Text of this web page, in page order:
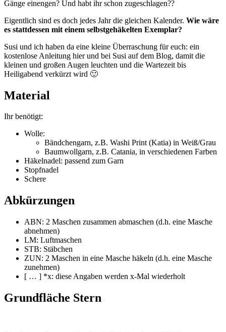
Gänge einengen? Und habt ihr schon zugeschlagen??
Eigentlich sind es doch jedes Jahr die gleichen Kalender. Wie wäre
es stattdessen mit einem selbstgehäkelten Exemplar?
Susi und ich haben da eine kleine Überraschung für euch: ein
kostenlose Anleitung hier und bei Susi auf dem Blog, damit die
kleinen und großen Augen leuchten und die Wartezeit bis
Heiligabend verkürzt wird 🙂
Material
Ihr benötigt:
Wolle:
Bändchengarn, z.B. Washi Print (Katia) in Weiß/Grau
Baumwollgarn, z.B. Catania, in verschiedenen Farben
Häkelnadel: passend zum Garn
Stopfnadel
Schere
Abkürzungen
ABN: 2 Maschen zusammen abmaschen (d.h. eine Masche
abnehmen)
LM: Luftmaschen
STB: Stäbchen
ZUN: 2 Maschen in eine Masche häkeln (d.h. eine Masche
zunehmen)
[ … ] *x: diese Angaben werden x-Mal wiederholt
Grundfläche Stern